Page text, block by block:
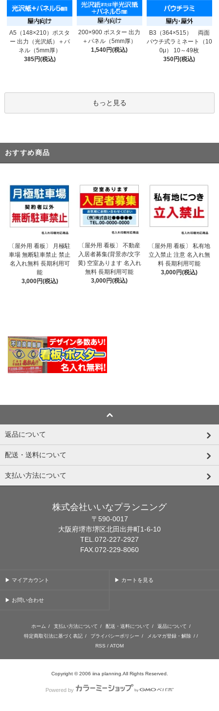
A5（148×210）ポスタ
ー 出力（光沢紙）＋パ
ネル（5mm厚）
385円(税込)
200×900 ポスター 出力
＋パネル（5mm厚）
1,540円(税込)
B3（364×515） 両面
パウチ式ラミネート（10
0μ） 10～49枚
350円(税込)
もっと見る
おすすめ商品
〔屋外用 看板〕 月極駐
車場 無断駐車禁止 禁止
名入れ無料 長期利用可
能
3,000円(税込)
〔屋外用 看板〕 不動産
入居者募集(背景赤/文字
黄) 空室あります 名入れ
無料 長期利用可能
3,000円(税込)
〔屋外用 看板〕 私有地
立入禁止 注意 名入れ無
料 長期利用可能
3,000円(税込)
返品について
配送・送料について
支払い方法について
株式会社いいなプランニング
〒590-0017
大阪府堺市堺区北田出井町1-6-10
TEL.072-227-2927
FAX.072-229-8060
▶ マイアカウント ▶ カートを見る
▶ お問い合わせ
ホーム / 支払い方法について / 配送・送料について / 返品について /
特定商取引法に基づく表記 / プライバシーポリシー / メルマガ登録・解除 / /
RSS / ATOM
Copyright © 2006 iina planning.All Rights Reserved.
Powered by